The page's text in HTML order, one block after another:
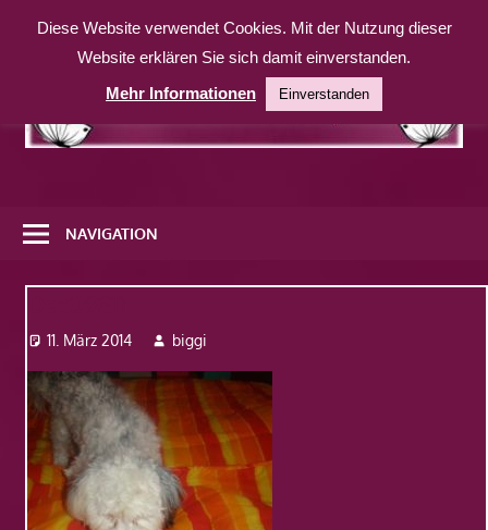
Inhalt
weitere
Website
NAVIGATION
11. März 2014 biggi
Diese Website verwendet Cookies. Mit der Nutzung dieser
Website erklären Sie sich damit einverstanden.
Mehr Informationen
Einverstanden